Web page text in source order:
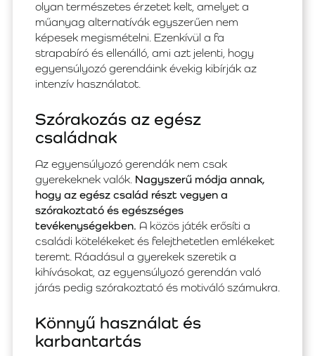
olyan természetes érzetet kelt, amelyet a
műanyag alternatívák egyszerűen nem
képesek megismételni. Ezenkívül a fa
strapabíró és ellenálló, ami azt jelenti, hogy
egyensúlyozó gerendáink évekig kibírják az
intenzív használatot.
Szórakozás az egész
családnak
Az egyensúlyozó gerendák nem csak
gyerekeknek valók. Nagyszerű módja annak,
hogy az egész család részt vegyen a
szórakoztató és egészséges
tevékenységekben. A közös játék erősíti a
családi kötelékeket és felejthetetlen emlékeket
teremt. Ráadásul a gyerekek szeretik a
kihívásokat, az egyensúlyozó gerendán való
járás pedig szórakoztató és motiváló számukra.
Könnyű használat és
karbantartás